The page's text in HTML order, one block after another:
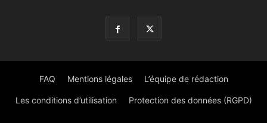
FAQ Mentions légales L’équipe de rédaction
Les conditions d’utilisation Protection des données (RGPD)